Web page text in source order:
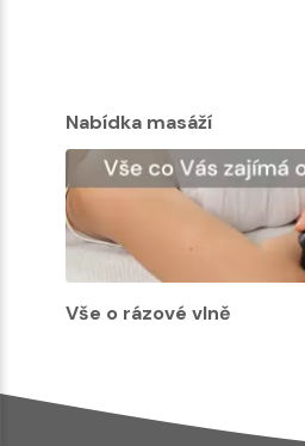
Nabídka masáží
Vše o rázové vlně